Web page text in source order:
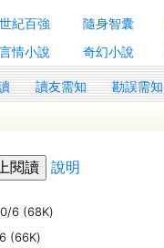
世紀百強 隨身智囊
言情小說
奇幻小說
讀友需知 勘誤需知
說明
6 (68K)
(66K)